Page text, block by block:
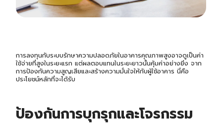
การลงทุนกับระบบรักษาความปลอดภัยในอาคารคุณภาพสูงอาจดูเป็นค่า
ใช้จ่ายที่สูงในระยะแรก แต่ผลตอบแทนในระยะยาวนั้นคุ้มค่าอย่างยิ่ง จาก
การป้องกันความสูญเสียและสร้างความมั่นใจให้กับผู้ใช้อาคาร นี่คือ
ประโยชน์หลักที่จะได้รับ
ป้องกันการบุกรุกและโจรกรรม